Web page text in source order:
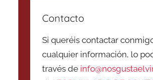
Contacto
Si queréis contactar
cualquier información, lo
través de